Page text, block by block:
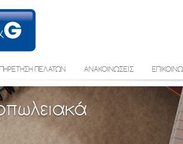
ΠΕΛΑΤΩΝ ΑΝΑΚΟΙΝΩΣΕΙΣ